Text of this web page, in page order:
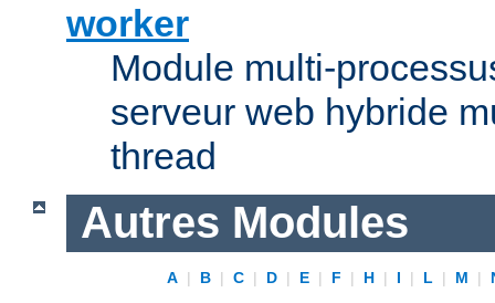
worker
Module multi-
serveur web hybride
thread
Autres Modules
A | B | C | D | E | F | H | I | L | M |